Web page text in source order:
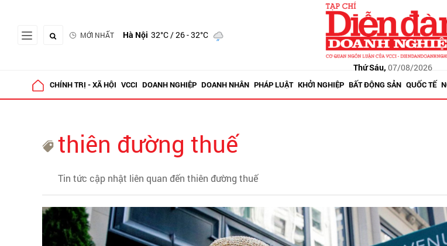
MỚI NHẤT Hà Nội 32°C/ 26 - 32°C
Thứ Sáu, 07/08/2026
CHÍNH TRỊ - XÃ HỘI VCCI DOANH NGHIỆP DOANH NHÂN PHÁP LUẬT KHỞI NGHIỆP BẤT ĐỘNG SẢN QUỐC TẾ
thiên đường thuế
Tin tức cập nhật liên quan đến thiên đường thuế